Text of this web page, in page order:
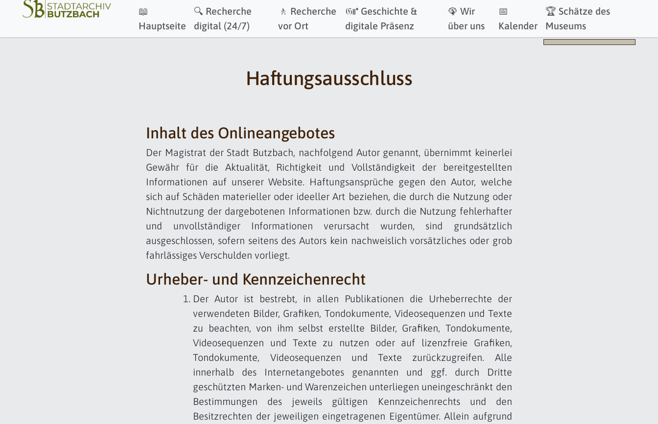
📖
Hauptseite
🔍 Recherche
digital (24/7)
🚶 Recherche
vor Ort
𝔊⑈ Geschichte &
digitale Präsenz
🦚 Wir
über uns
📅
Kalender
🏆 Schätze des
Museums
Haftungsausschluss
Inhalt des Onlineangebotes
Der Magistrat der Stadt Butzbach, nachfolgend Autor genannt, übernimmt keinerlei
Gewähr für die Aktualität, Richtigkeit und Vollständigkeit der bereitgestellten
Informationen auf unserer Website. Haftungsansprüche gegen den Autor, welche
sich auf Schäden materieller oder ideeller Art beziehen, die durch die Nutzung oder
Nichtnutzung der dargebotenen Informationen bzw. durch die Nutzung fehlerhafter
und unvollständiger Informationen verursacht wurden, sind grundsätzlich
ausgeschlossen, sofern seitens des Autors kein nachweislich vorsätzliches oder grob
fahrlässiges Verschulden vorliegt.
Urheber- und Kennzeichenrecht
Der Autor ist bestrebt, in allen Publikationen die Urheberrechte der
verwendeten Bilder, Grafiken, Tondokumente, Videosequenzen und Texte
zu beachten, von ihm selbst erstellte Bilder, Grafiken, Tondokumente,
Videosequenzen und Texte zu nutzen oder auf lizenzfreie Grafiken,
Tondokumente, Videosequenzen und Texte zurückzugreifen. Alle
innerhalb des Internetangebotes genannten und ggf. durch Dritte
geschützten Marken- und Warenzeichen unterliegen uneingeschränkt den
Bestimmungen des jeweils gültigen Kennzeichenrechts und den
Besitzrechten der jeweiligen eingetragenen Eigentümer. Allein aufgrund